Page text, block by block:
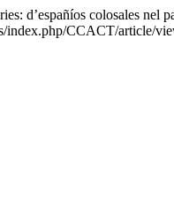
d’españíos colosales nel
CCACT/article/